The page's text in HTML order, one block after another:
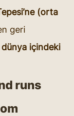
(orta
geri
dünya içindeki
runs